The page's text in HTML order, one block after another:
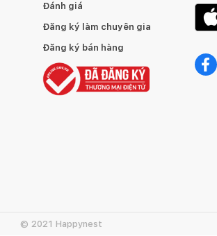
Đánh giá
Đăng ký làm chuyên gia
Đăng ký bán hàng
© 2021 Happynest